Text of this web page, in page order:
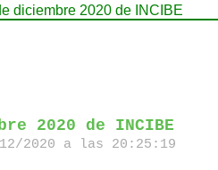
diciembre 2020 de INCIBE
2020 de INCIBE
2020 a las 20:25:19